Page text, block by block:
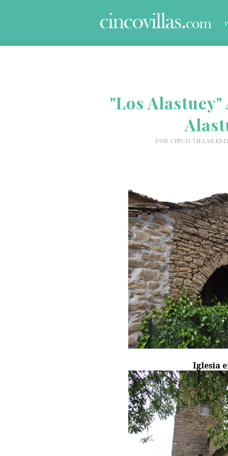
"Los
POR CINCO VILLAS
Iglesia